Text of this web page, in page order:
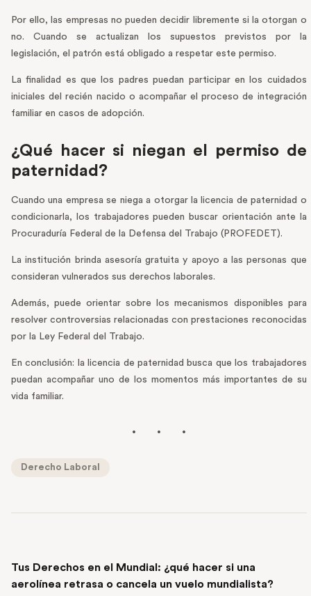
Por ello, las empresas no pueden decidir libremente si la otorgan o
no. Cuando se actualizan los supuestos previstos por la
legislación, el patrón está obligado a respetar este permiso.
La finalidad es que los padres puedan participar en los cuidados
iniciales del recién nacido o acompañar el proceso de integración
familiar en casos de adopción.
¿Qué hacer si niegan el permiso de
paternidad?
Cuando una empresa se niega a otorgar la licencia de paternidad o
condicionarla, los trabajadores pueden buscar orientación ante la
Procuraduría Federal de la Defensa del Trabajo (PROFEDET).
La institución brinda asesoría gratuita y apoyo a las personas que
consideran vulnerados sus derechos laborales.
Además, puede orientar sobre los mecanismos disponibles para
resolver controversias relacionadas con prestaciones reconocidas
por la Ley Federal del Trabajo.
En conclusión: la licencia de paternidad busca que los trabajadores
puedan acompañar uno de los momentos más importantes de su
vida familiar.
Derecho Laboral
Tus Derechos en el Mundial: ¿qué hacer si una
aerolínea retrasa o cancela un vuelo mundialista?